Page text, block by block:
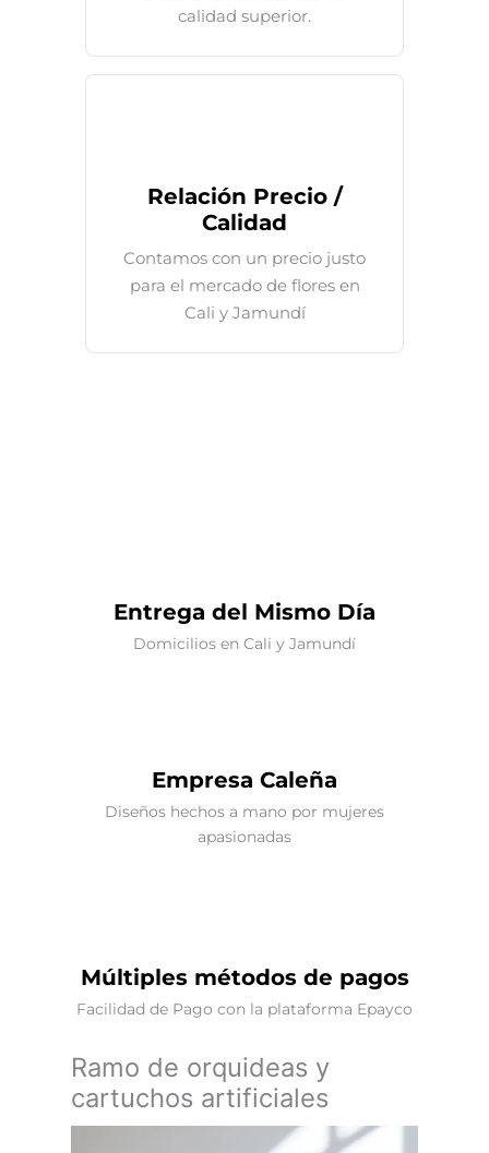
calidad superior.
Relación Precio /
Calidad
Contamos con un precio justo
para el mercado de flores en
Cali y Jamundí
Entrega del Mismo Día
Domicilios en Cali y Jamundí
Empresa Caleña
Diseños hechos a mano por mujeres
apasionadas
Múltiples métodos de pagos
Facilidad de Pago con la plataforma Epayco
Ramo de orquideas y
cartuchos artificiales